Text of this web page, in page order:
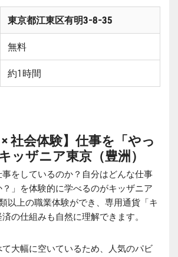
東京都江東区有明3-8-35
無料
約1時間
× 社会体験】仕事を「やっ
ッザニア東京（豊洲）
事をしているのか？自分はどんな仕事
」を体験的に学べるのがキッザニア
以上の職業体験ができ、専用通貨「キ
の仕組みも自然に理解できます。
大幅に空いているため、人気のパビ